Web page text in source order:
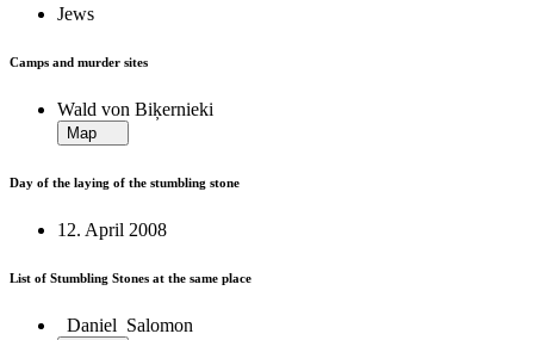
Jews
Camps and murder sites
Wald von Biķernieki
Day of the laying of the stumbling stone
12. April 2008
List of Stumbling Stones at the same place
Daniel Salomon